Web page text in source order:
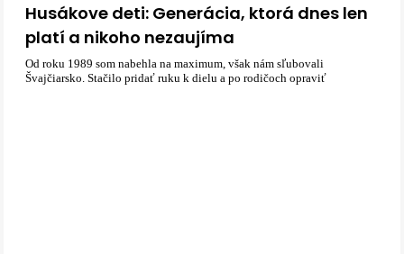
Husákove deti: Generácia, ktorá dnes len
platí a nikoho nezaujíma
Od roku 1989 som nabehla na maximum, však nám sľubovali
Švajčiarsko. Stačilo pridať ruku k dielu a po rodičoch opraviť